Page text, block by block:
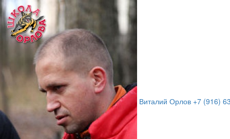
Виталий Орлов +7 (916)